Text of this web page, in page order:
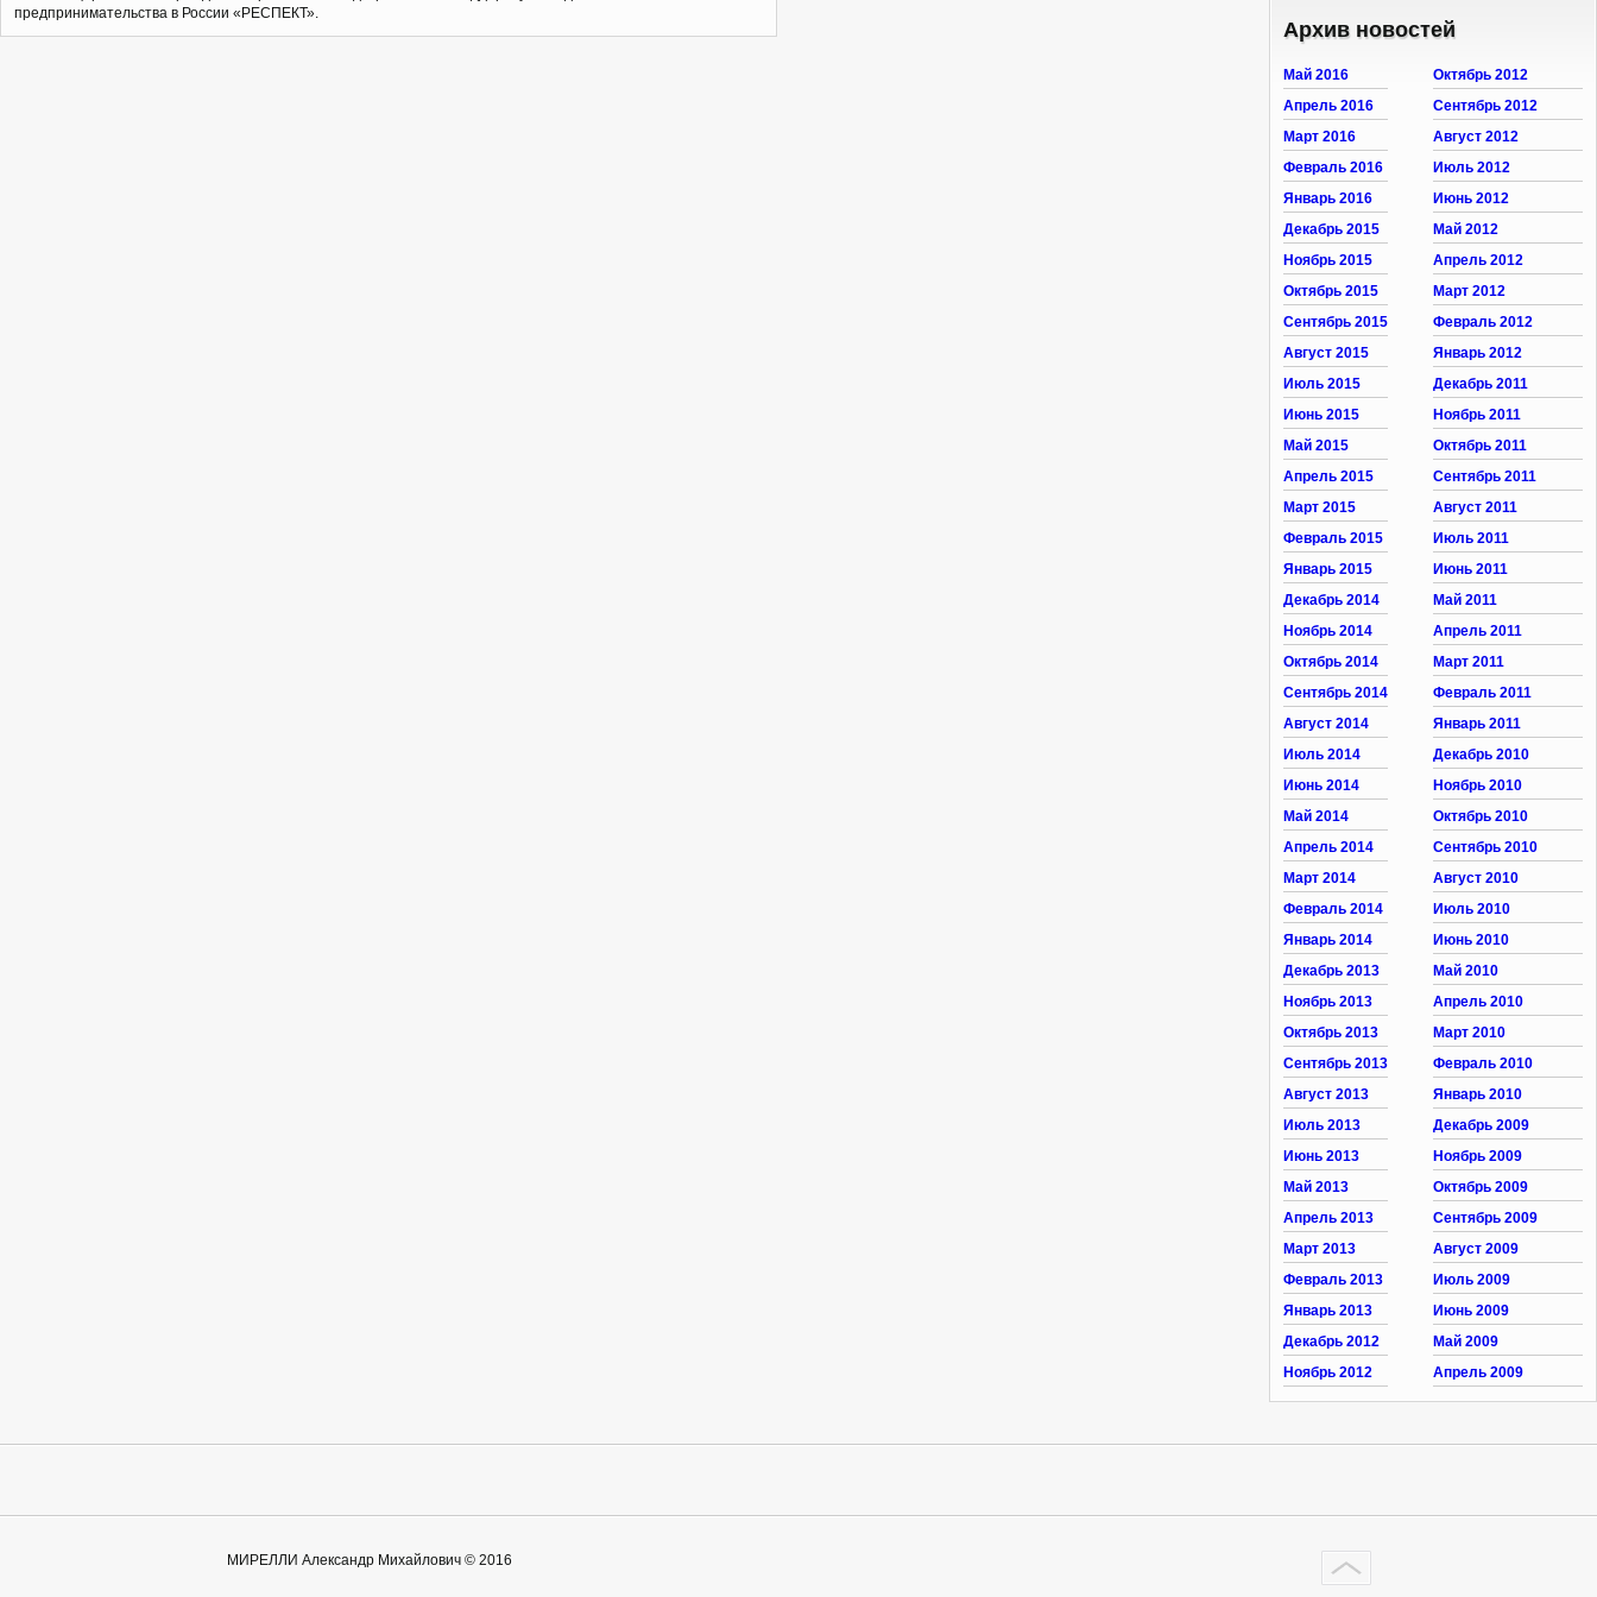
предпринимательства в России «РЕСПЕКТ».
Архив новостей
Май 2016
Апрель 2016
Март 2016
Февраль 2016
Январь 2016
Декабрь 2015
Ноябрь 2015
Октябрь 2015
Сентябрь 2015
Август 2015
Июль 2015
Июнь 2015
Май 2015
Апрель 2015
Март 2015
Февраль 2015
Январь 2015
Декабрь 2014
Ноябрь 2014
Октябрь 2014
Сентябрь 2014
Август 2014
Июль 2014
Июнь 2014
Май 2014
Апрель 2014
Март 2014
Февраль 2014
Январь 2014
Декабрь 2013
Ноябрь 2013
Октябрь 2013
Сентябрь 2013
Август 2013
Июль 2013
Июнь 2013
Май 2013
Апрель 2013
Март 2013
Февраль 2013
Январь 2013
Декабрь 2012
Ноябрь 2012
Октябрь 2012
Сентябрь 2012
Август 2012
Июль 2012
Июнь 2012
Май 2012
Апрель 2012
Март 2012
Февраль 2012
Январь 2012
Декабрь 2011
Ноябрь 2011
Октябрь 2011
Сентябрь 2011
Август 2011
Июль 2011
Июнь 2011
Май 2011
Апрель 2011
Март 2011
Февраль 2011
Январь 2011
Декабрь 2010
Ноябрь 2010
Октябрь 2010
Сентябрь 2010
Август 2010
Июль 2010
Июнь 2010
Май 2010
Апрель 2010
Март 2010
Февраль 2010
Январь 2010
Декабрь 2009
Ноябрь 2009
Октябрь 2009
Сентябрь 2009
Август 2009
Июль 2009
Июнь 2009
Май 2009
Апрель 2009
МИРЕЛЛИ Александр Михайлович © 2016